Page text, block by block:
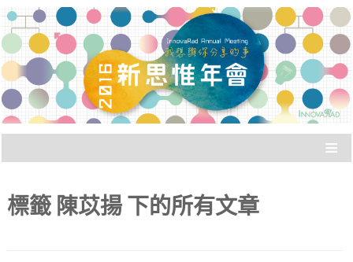
新思惟年會：我想與你分
享的事
被稱為「婚禮之外最常遇到同學的場合」，新思
惟年會讓新思惟之友們廣泛聚會。與老朋友聊
聊、聽聽新朋友說什麼？
≡
標籤 陳苡揚 下的所有文章